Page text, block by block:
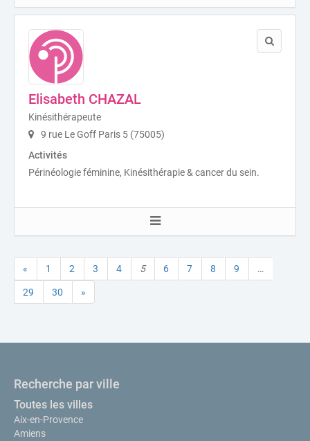
Elisabeth CHAZAL
Kinésithérapeute
9 rue Le Goff Paris 5 (75005)
Activités
Périnéologie féminine, Kinésithérapie & cancer du sein.
« 1 2 3 4 5 6 7 8 9 …
29 30 »
Recherche par ville
Toutes les villes
Aix-en-Provence
Amiens